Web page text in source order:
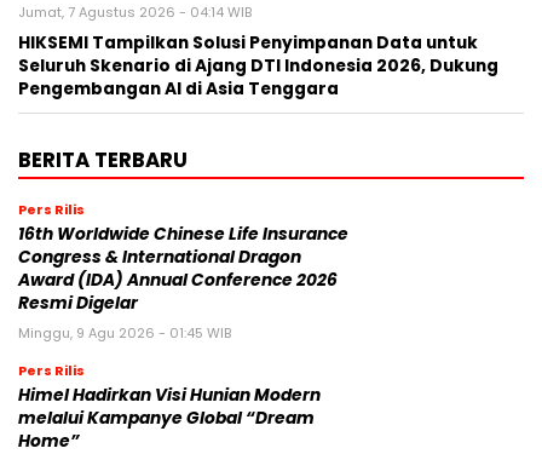
Jumat, 7 Agustus 2026 - 04:14 WIB
HIKSEMI Tampilkan Solusi Penyimpanan Data untuk
Seluruh Skenario di Ajang DTI Indonesia 2026, Dukung
Pengembangan AI di Asia Tenggara
BERITA TERBARU
Pers Rilis
16th Worldwide Chinese Life Insurance
Congress & International Dragon
Award (IDA) Annual Conference 2026
Resmi Digelar
Minggu, 9 Agu 2026 - 01:45 WIB
Pers Rilis
Himel Hadirkan Visi Hunian Modern
melalui Kampanye Global “Dream
Home”